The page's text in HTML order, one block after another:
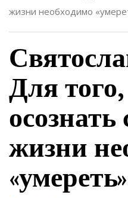
жизни необходимо
Для
жизни